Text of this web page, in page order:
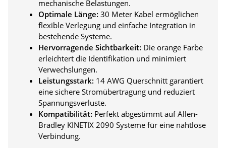
mechanische Belastungen.
Optimale Länge: 30 Meter Kabel ermöglichen
flexible Verlegung und einfache Integration in
bestehende Systeme.
Hervorragende Sichtbarkeit: Die orange Farbe
erleichtert die Identifikation und minimiert
Verwechslungen.
Leistungsstark: 14 AWG Querschnitt garantiert
eine sichere Stromübertragung und reduziert
Spannungsverluste.
Kompatibilität: Perfekt abgestimmt auf Allen-
Bradley KINETIX 2090 Systeme für eine nahtlose
Verbindung.